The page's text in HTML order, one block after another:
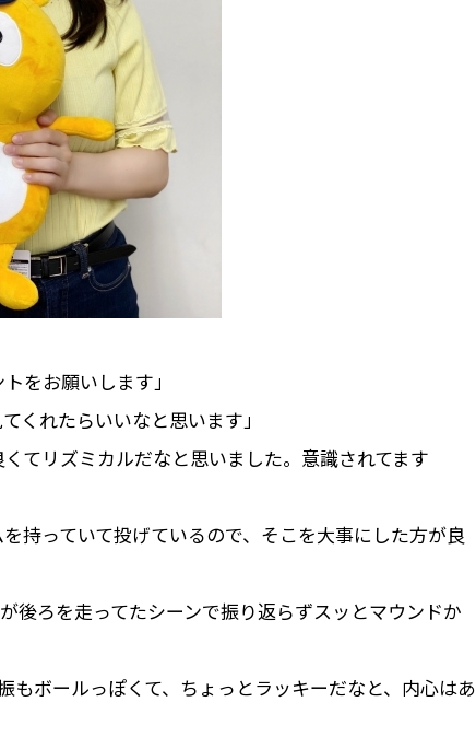
をお願いします」
くれたらいいなと思います」
てリズミカルだなと思いました。意識されてます
持っていて投げているので、そこを大事にした方が良
後ろを走ってたシーンで振り返らずスッとマウンドか
もボールっぽくて、ちょっとラッキーだなと、内心はあ